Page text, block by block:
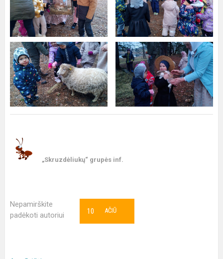
„Skruzdėliukų“ grupės inf.
Nepamirškite
padėkoti autoriui
AČIŪ
10